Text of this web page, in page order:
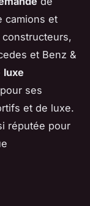
camions et
et Benz &
luxe
ses
et de luxe.
réputée pour